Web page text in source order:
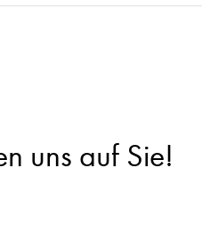
uns auf Sie!